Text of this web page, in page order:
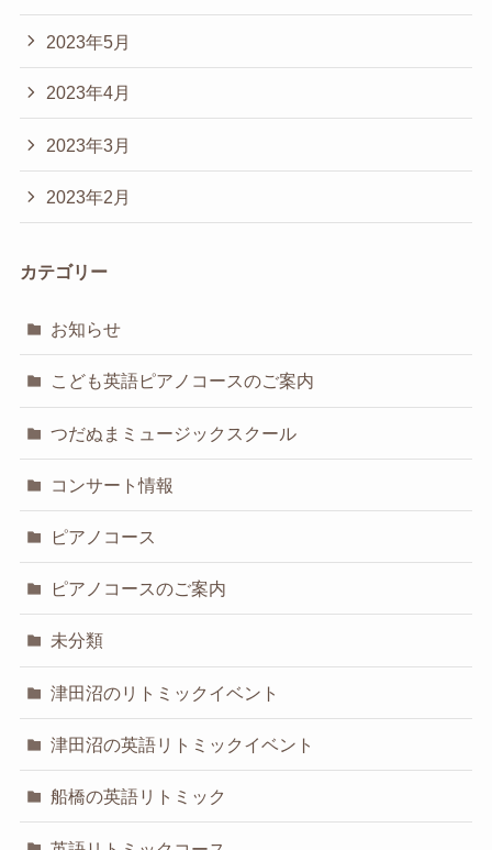
2023年5月
2023年4月
2023年3月
2023年2月
カテゴリー
お知らせ
こども英語ピアノコースのご案内
つだぬまミュージックスクール
コンサート情報
ピアノコース
ピアノコースのご案内
未分類
津田沼のリトミックイベント
津田沼の英語リトミックイベント
船橋の英語リトミック